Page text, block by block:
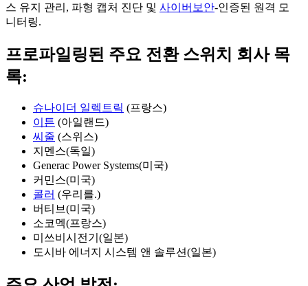
스 유지 관리, 파형 캡처 진단 및 사이버보안-인증된 원격 모
니터링.
프로파일링된 주요 전환 스위치 회사 목
록:
슈나이더 일렉트릭 (프랑스)
이튼 (아일랜드)
씨줄 (스위스)
지멘스(독일)
Generac Power Systems(미국)
커민스(미국)
콜러 (우리를.)
버티브(미국)
소코멕(프랑스)
미쓰비시전기(일본)
도시바 에너지 시스템 앤 솔루션(일본)